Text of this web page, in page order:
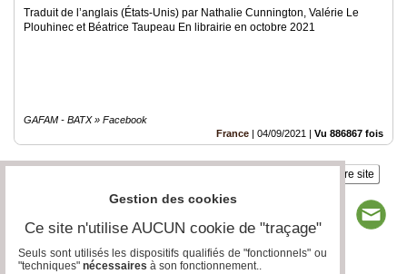
Traduit de l’anglais (États-Unis) par Nathalie Cunnington, Valérie Le
Plouhinec et Béatrice Taupeau En librairie en octobre 2021
GAFAM - BATX » Facebook
France | 04/09/2021 | Vu 886867 fois
Insérez sur votre site
Gestion des cookies
Ce site n'utilise AUCUN cookie de "traçage"
Seuls sont utilisés les dispositifs qualifiés de "fonctionnels" ou
"techniques" nécessaires à son fonctionnement..